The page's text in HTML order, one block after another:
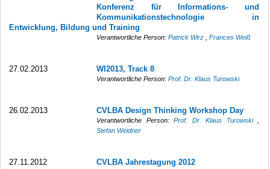
Konferenz für Informations- und
Kommunikationstechnologie in
Entwicklung, Bildung und Training
Verantwortliche Person:Patrick Wirz ,Frances Weiß
27.02.2013 WI2013, Track 8
Verantwortliche Person:Prof. Dr. Klaus Turowski
26.02.2013 CVLBA Design Thinking Workshop Day
Verantwortliche Person:Prof. Dr. Klaus Turowski
Stefan Weidner
27.11.2012 CVLBA Jahrestagung 2012